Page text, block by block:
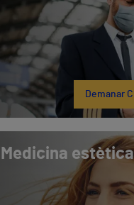
Demanar
Medicina estètica